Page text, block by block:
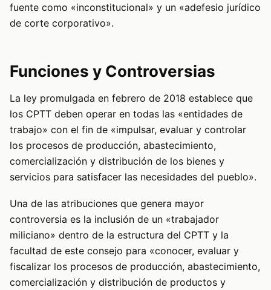
fuente como «inconstitucional» y un «adefesio jurídico
de corte corporativo».
Funciones y Controversias
La ley promulgada en febrero de 2018 establece que
los CPTT deben operar en todas las «entidades de
trabajo» con el fin de «impulsar, evaluar y controlar
los procesos de producción, abastecimiento,
comercialización y distribución de los bienes y
servicios para satisfacer las necesidades del pueblo».
Una de las atribuciones que genera mayor
controversia es la inclusión de un «trabajador
miliciano» dentro de la estructura del CPTT y la
facultad de este consejo para «conocer, evaluar y
fiscalizar los procesos de producción, abastecimiento,
comercialización y distribución de productos y